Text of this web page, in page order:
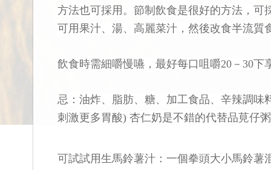
方法也可採用。節制飲食是很好的方法，
可用果汁、湯、高麗菜汁，然後改食半流
飲食時需細嚼慢嚥，最好每口咀嚼20－30
忌：油炸、脂肪、糖、加工食品、辛辣調
刺激更多胃酸) 杏仁奶是不錯的代替品莧仔
可試試用生馬鈴薯汁：一個拳頭大小馬鈴